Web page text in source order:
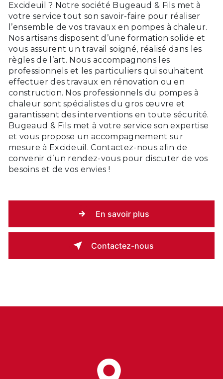
Excideuil ? Notre société Bugeaud & Fils met à
votre service tout son savoir-faire pour réaliser
l’ensemble de vos travaux en pompes à chaleur.
Nos artisans disposent d’une formation solide et
vous assurent un travail soigné, réalisé dans les
règles de l’art. Nous accompagnons les
professionnels et les particuliers qui souhaitent
effectuer des travaux en rénovation ou en
construction. Nos professionnels du pompes à
chaleur sont spécialistes du gros œuvre et
garantissent des interventions en toute sécurité.
Bugeaud & Fils met à votre service son expertise
et vous propose un accompagnement sur
mesure à Excideuil. Contactez-nous afin de
convenir d’un rendez-vous pour discuter de vos
besoins et de vos envies !
En savoir plus
Contactez-nous